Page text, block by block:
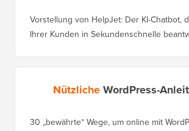
Vorstellung von HelpJet: Der KI-Chatbot,
Ihrer Kunden in Sekundenschnelle
NützlicheWordPress-
30 „bewährte“ Wege, um online mit